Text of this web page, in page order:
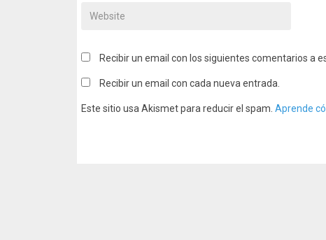
Recibir un email con los siguientes comentarios a
Recibir un email con cada nueva entrada.
Este sitio usa Akismet para reducir el spam. Aprende